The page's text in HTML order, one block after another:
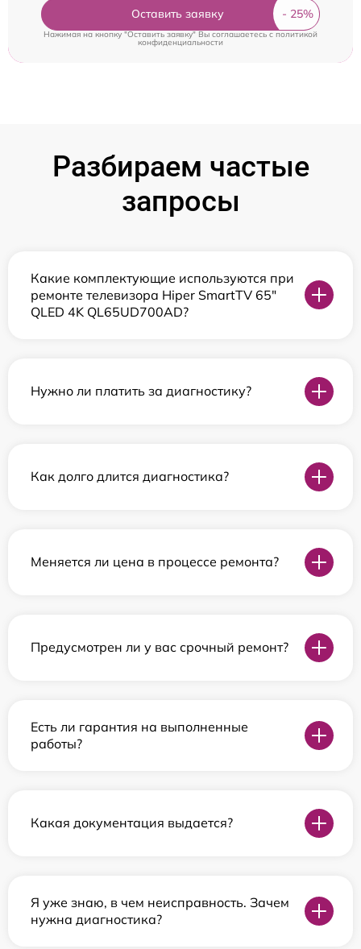
Оставить заявку
Нажимая на кнопку "Оставить заявку" Вы соглашаетесь cполитикой
конфиденциальности
Разбираем частые
запросы
Какие комплектующие используются при
ремонте телевизора Hiper SmartTV 65"
QLED 4K QL65UD700AD?
Нужно ли платить за диагностику?
Как долго длится диагностика?
Меняется ли цена в процессе ремонта?
Предусмотрен ли у вас срочный ремонт?
Есть ли гарантия на выполненные
работы?
Какая документация выдается?
Я уже знаю, в чем неисправность. Зачем
нужна диагностика?